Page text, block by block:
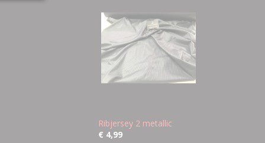
Ribjersey 2 metallic
€ 4,99